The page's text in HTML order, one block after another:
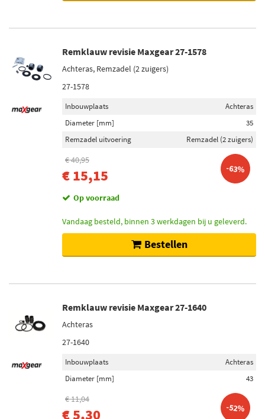
Remklauw revisie Maxgear 27-1578
Achteras, Remzadel (2 zuigers)
27-1578
Inbouwplaats
Achteras
Diameter [mm]
35
Remzadel uitvoering
Remzadel (2 zuigers)
€ 40,95
€ 15,15 -63%
Op voorraad
Vandaag besteld, binnen 3 werkdagen bij u geleverd.
Bestellen
Remklauw revisie Maxgear 27-1640
Achteras
27-1640
Inbouwplaats
Achteras
Diameter [mm]
43
€ 11,04
€ 5,30 -52%